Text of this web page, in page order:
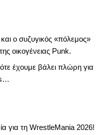
ο συζυγικός «πόλεμος»
οικογένειας Punk.
έχουμε βάλει πλώρη για
για τη WrestleMania 2026!